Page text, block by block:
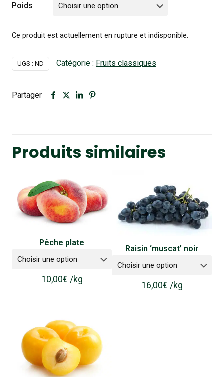
Poids
Ce produit est actuellement en rupture et indisponible.
UGS : ND Catégorie : Fruits classiques
Partager
Produits similaires
Pêche plate
10,00€ /kg
Raisin ‘muscat’ noir
16,00€ /kg